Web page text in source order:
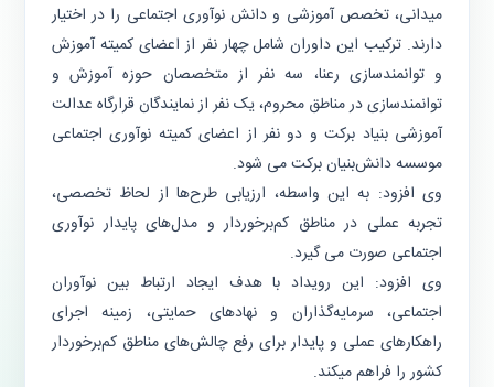
میدانی، تخصص آموزشی و دانش نوآوری اجتماعی را در اختیار
دارند. ترکیب این داوران شامل چهار نفر از اعضای کمیته آموزش
و توانمندسازی رعنا، سه نفر از متخصصان حوزه آموزش و
توانمندسازی در مناطق محروم، یک نفر از نمایندگان قرارگاه عدالت
آموزشی بنیاد برکت و دو نفر از اعضای کمیته نوآوری اجتماعی
موسسه دانش‌بنیان برکت می شود.
وی افزود: به این واسطه، ارزیابی طرح‌ها از لحاظ تخصصی،
تجربه عملی در مناطق کم‌برخوردار و مدل‌های پایدار نوآوری
اجتماعی صورت می گیرد.
وی افزود: این رویداد با هدف ایجاد ارتباط بین نوآوران
اجتماعی، سرمایه‌گذاران و نهادهای حمایتی، زمینه اجرای
راهکارهای عملی و پایدار برای رفع چالش‌های مناطق کم‌برخوردار
کشور را فراهم میکند.